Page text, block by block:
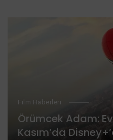
Film Haberleri
Örümcek Adam:
Kasım’da